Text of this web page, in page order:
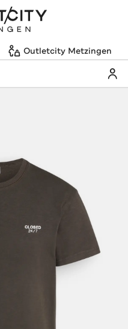
Outletcity Metzingen